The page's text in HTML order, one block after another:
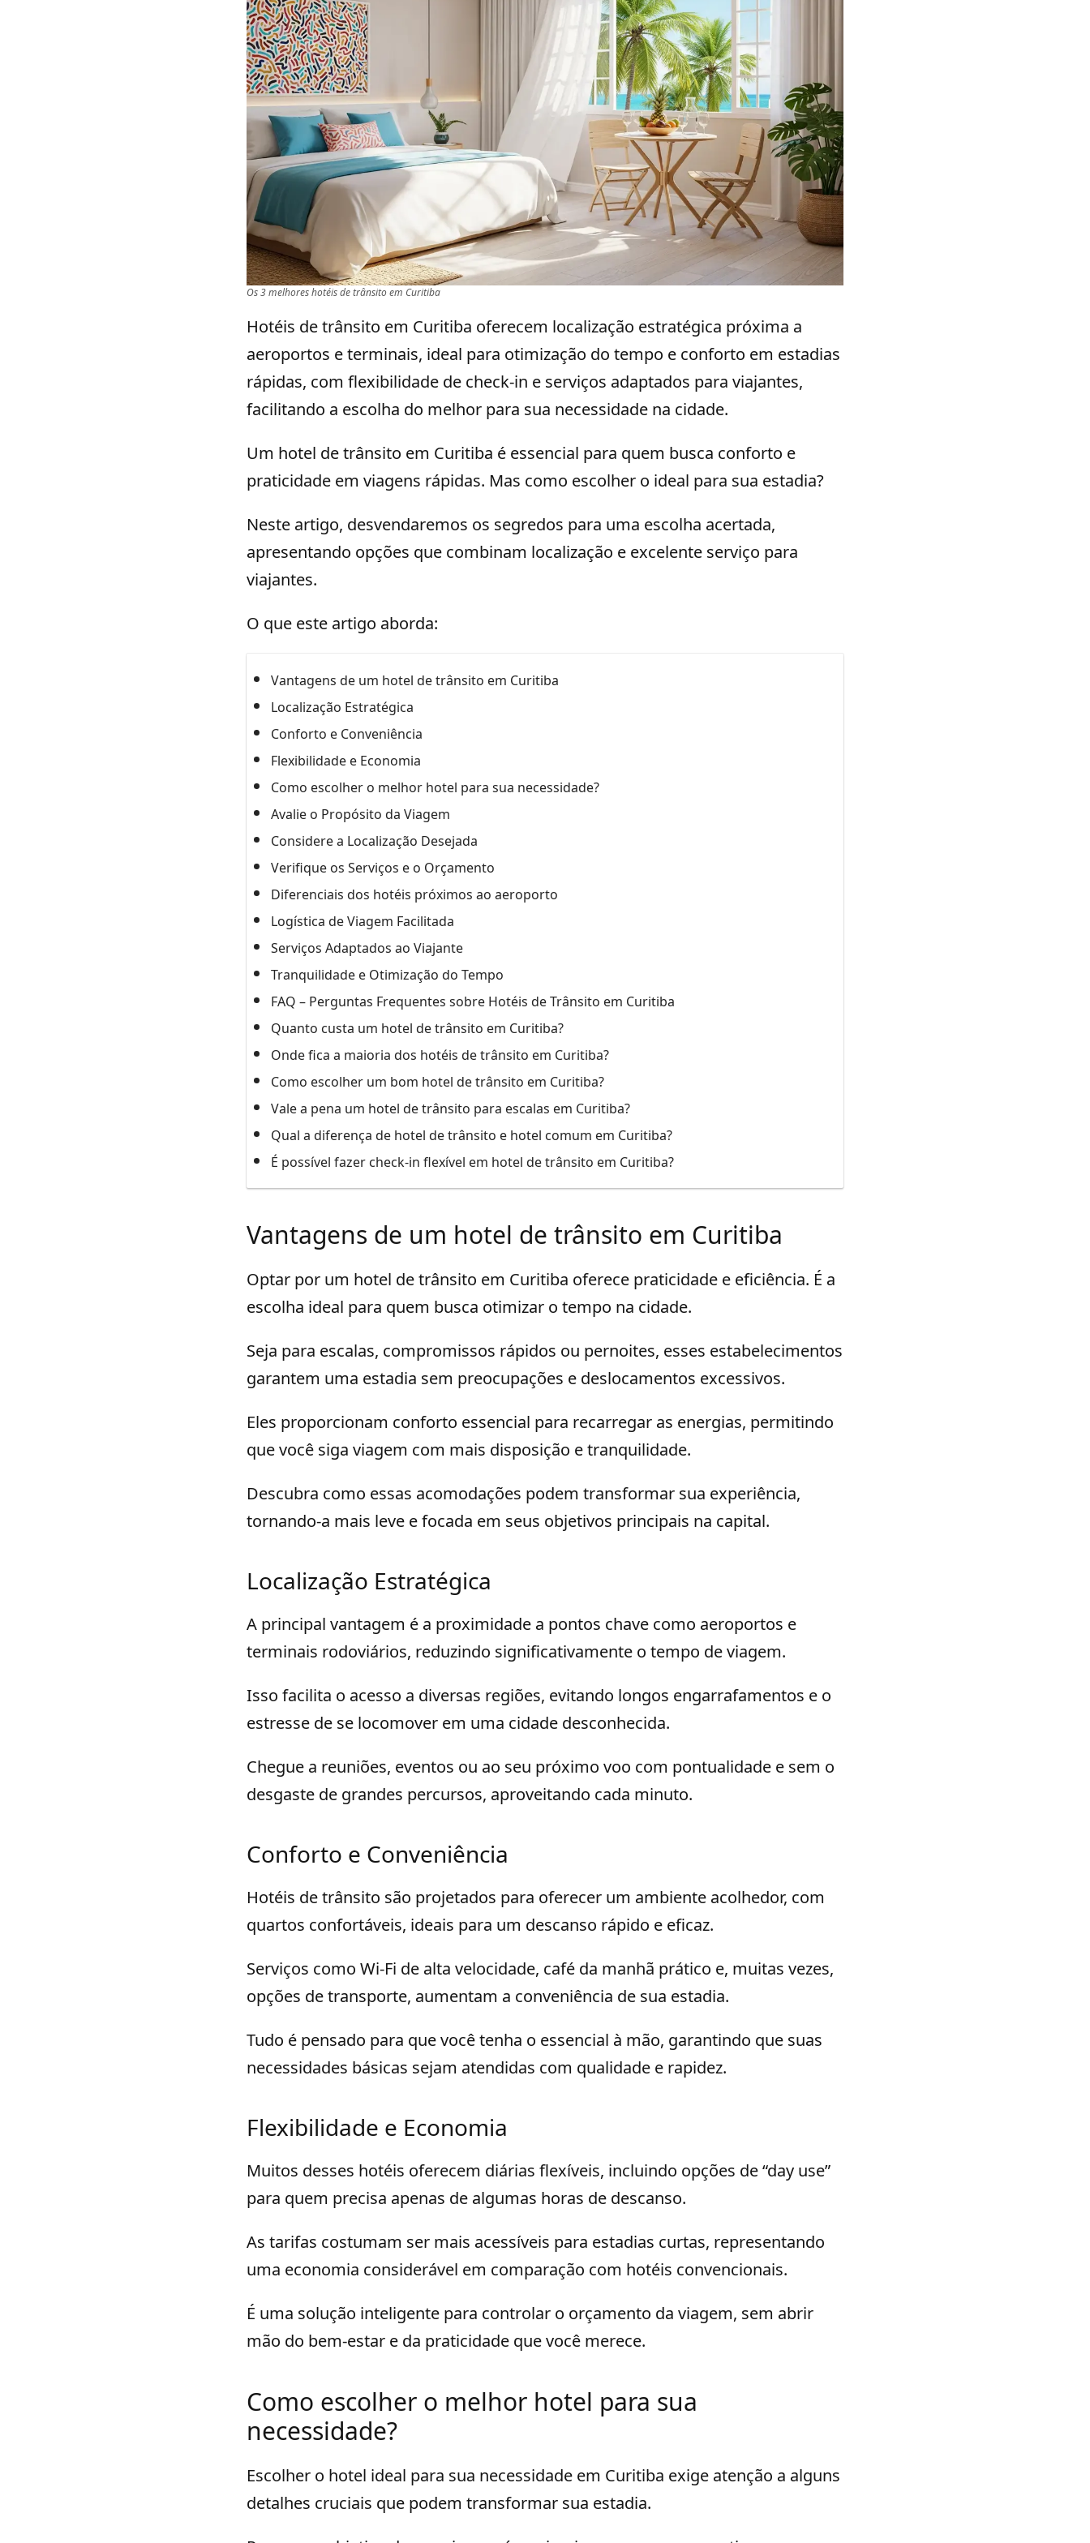
Os 3 melhores hotéis de trânsito em Curitiba
Hotéis de trânsito em Curitiba oferecem localização estratégica próxima a
aeroportos e terminais, ideal para otimização do tempo e conforto em estadias
rápidas, com flexibilidade de check-in e serviços adaptados para viajantes,
facilitando a escolha do melhor para sua necessidade na cidade.
Um hotel de trânsito em Curitiba é essencial para quem busca conforto e
praticidade em viagens rápidas. Mas como escolher o ideal para sua estadia?
Neste artigo, desvendaremos os segredos para uma escolha acertada,
apresentando opções que combinam localização e excelente serviço para
viajantes.
O que este artigo aborda:
Vantagens de um hotel de trânsito em Curitiba
Localização Estratégica
Conforto e Conveniência
Flexibilidade e Economia
Como escolher o melhor hotel para sua necessidade?
Avalie o Propósito da Viagem
Considere a Localização Desejada
Verifique os Serviços e o Orçamento
Diferenciais dos hotéis próximos ao aeroporto
Logística de Viagem Facilitada
Serviços Adaptados ao Viajante
Tranquilidade e Otimização do Tempo
FAQ – Perguntas Frequentes sobre Hotéis de Trânsito em Curitiba
Quanto custa um hotel de trânsito em Curitiba?
Onde fica a maioria dos hotéis de trânsito em Curitiba?
Como escolher um bom hotel de trânsito em Curitiba?
Vale a pena um hotel de trânsito para escalas em Curitiba?
Qual a diferença de hotel de trânsito e hotel comum em Curitiba?
É possível fazer check-in flexível em hotel de trânsito em Curitiba?
Vantagens de um hotel de trânsito em Curitiba
Optar por um hotel de trânsito em Curitiba oferece praticidade e eficiência. É a
escolha ideal para quem busca otimizar o tempo na cidade.
Seja para escalas, compromissos rápidos ou pernoites, esses estabelecimentos
garantem uma estadia sem preocupações e deslocamentos excessivos.
Eles proporcionam conforto essencial para recarregar as energias, permitindo
que você siga viagem com mais disposição e tranquilidade.
Descubra como essas acomodações podem transformar sua experiência,
tornando-a mais leve e focada em seus objetivos principais na capital.
Localização Estratégica
A principal vantagem é a proximidade a pontos chave como aeroportos e
terminais rodoviários, reduzindo significativamente o tempo de viagem.
Isso facilita o acesso a diversas regiões, evitando longos engarrafamentos e o
estresse de se locomover em uma cidade desconhecida.
Chegue a reuniões, eventos ou ao seu próximo voo com pontualidade e sem o
desgaste de grandes percursos, aproveitando cada minuto.
Conforto e Conveniência
Hotéis de trânsito são projetados para oferecer um ambiente acolhedor, com
quartos confortáveis, ideais para um descanso rápido e eficaz.
Serviços como Wi-Fi de alta velocidade, café da manhã prático e, muitas vezes,
opções de transporte, aumentam a conveniência de sua estadia.
Tudo é pensado para que você tenha o essencial à mão, garantindo que suas
necessidades básicas sejam atendidas com qualidade e rapidez.
Flexibilidade e Economia
Muitos desses hotéis oferecem diárias flexíveis, incluindo opções de “day use”
para quem precisa apenas de algumas horas de descanso.
As tarifas costumam ser mais acessíveis para estadias curtas, representando
uma economia considerável em comparação com hotéis convencionais.
É uma solução inteligente para controlar o orçamento da viagem, sem abrir
mão do bem-estar e da praticidade que você merece.
Como escolher o melhor hotel para sua
necessidade?
Escolher o hotel ideal para sua necessidade em Curitiba exige atenção a alguns
detalhes cruciais que podem transformar sua estadia.